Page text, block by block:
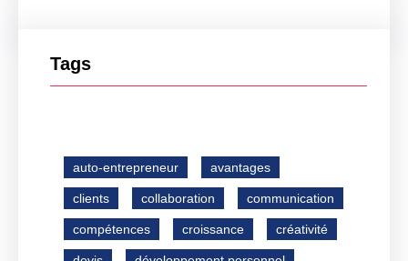
Tags
auto-entrepreneur avantages
clients collaboration communication
compétences croissance créativité